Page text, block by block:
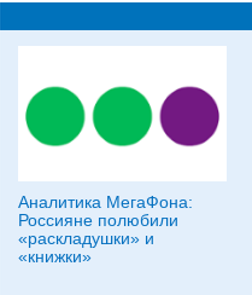
Аналитика МегаФона:
Россияне полюбили
«раскладушки» и
«книжки»